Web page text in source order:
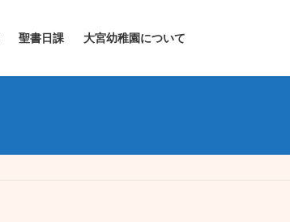
聖書日課 大宮幼稚園について